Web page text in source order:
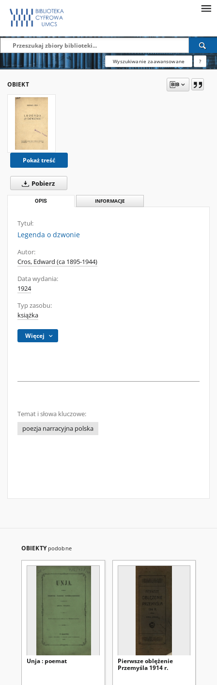
Wyszukiwanie zaawansowane ?
OBIEKT
Pokaż treść
Pobierz
OPIS INFORMACJE
Tytuł:
Legenda o dzwonie
Autor:
Cros, Edward (ca 1895-1944)
Data wydania:
1924
Typ zasobu:
książka
Więcej
Temat i słowa kluczowe:
poezja narracyjna polska
OBIEKTY podobne
Unja : poemat
Pierwsze oblężenie
Przemyśla 1914 r.